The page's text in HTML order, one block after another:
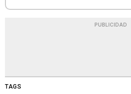
PUBLICIDAD
TAGS